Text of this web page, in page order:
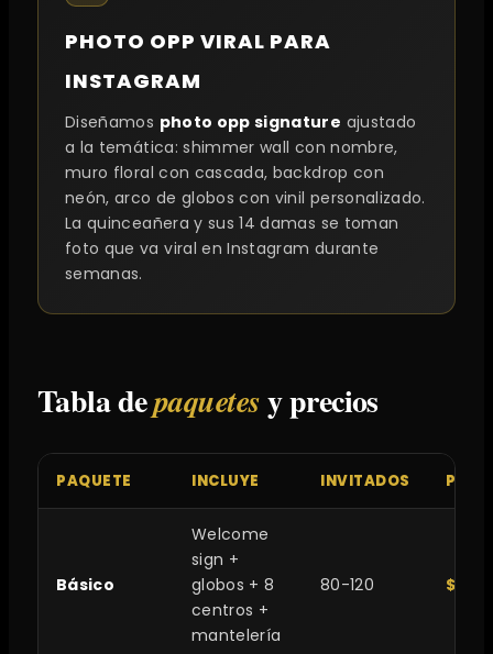
PHOTO OPP VIRAL PARA
INSTAGRAM
Diseñamos photo opp signature ajustado
a la temática: shimmer wall con nombre,
muro floral con cascada, backdrop con
neón, arco de globos con vinil personalizado.
La quinceañera y sus 14 damas se toman
foto que va viral en Instagram durante
semanas.
Tabla depaquetesy precios
PAQUETE INCLUYE INVITADOS
Básico
Welcome
sign +
globos + 8
centros +
mantelería
80-120